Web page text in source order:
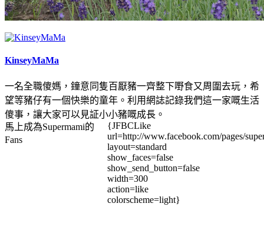
KinseyMaMa
一名全職傻媽，鐘意同隻百厭豬一齊整下嘢食又周圍去玩，希
望等豬仔有一個快樂的童年。利用網誌記錄我們這一家嘅生活
傻事，讓大家可以見証小小豬嘅成長。
馬上成為Supermami的
Fans
{JFBCLike
url=http://www.facebook.com/pages/
layout=standard
show_faces=false
show_send_button=false
width=300
action=like
colorscheme=light}